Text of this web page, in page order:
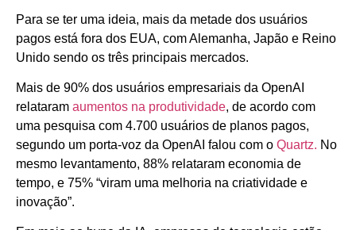
Para se ter uma ideia, mais da metade dos usuários
pagos está fora dos EUA, com Alemanha, Japão e Reino
Unido sendo os três principais mercados.
Mais de 90% dos usuários empresariais da OpenAI
relataram aumentos na produtividade, de acordo com
uma pesquisa com 4.700 usuários de planos pagos,
segundo um porta-voz da OpenAI falou com o Quartz. No
mesmo levantamento, 88% relataram economia de
tempo, e 75% “viram uma melhoria na criatividade e
inovação”.